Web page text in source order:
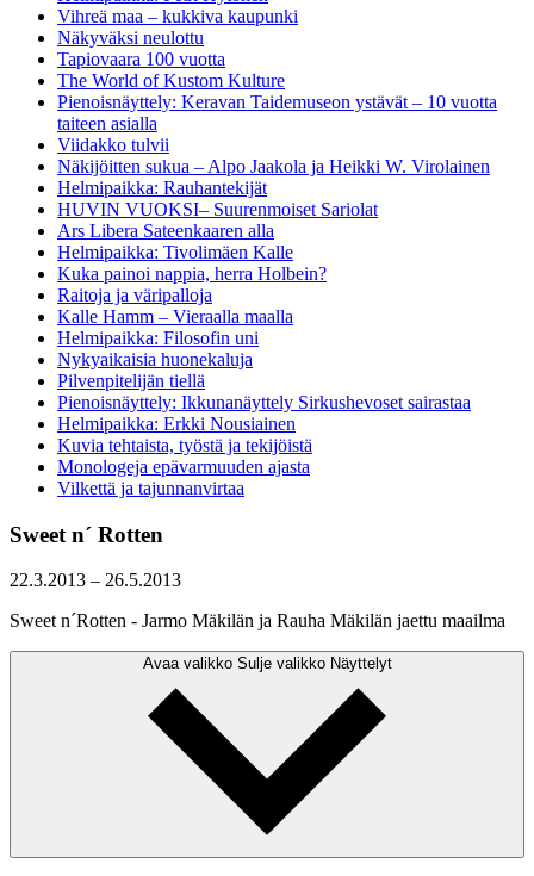
Vihreä maa – kukkiva kaupunki
Näkyväksi neulottu
Tapiovaara 100 vuotta
The World of Kustom Kulture
Pienoisnäyttely: Keravan Taidemuseon ystävät – 10 vuotta
taiteen asialla
Viidakko tulvii
Näkijöitten sukua – Alpo Jaakola ja Heikki W. Virolainen
Helmipaikka: Rauhantekijät
HUVIN VUOKSI– Suurenmoiset Sariolat
Ars Libera Sateenkaaren alla
Helmipaikka: Tivolimäen Kalle
Kuka painoi nappia, herra Holbein?
Raitoja ja väripalloja
Kalle Hamm – Vieraalla maalla
Helmipaikka: Filosofin uni
Nykyaikaisia huonekaluja
Pilvenpitelijän tiellä
Pienoisnäyttely: Ikkunanäyttely Sirkushevoset sairastaa
Helmipaikka: Erkki Nousiainen
Kuvia tehtaista, työstä ja tekijöistä
Monologeja epävarmuuden ajasta
Vilkettä ja tajunnanvirtaa
Sweet n´ Rotten
22.3.2013 – 26.5.2013
Sweet n´Rotten - Jarmo Mäkilän ja Rauha Mäkilän jaettu maailma
Avaa valikko Sulje valikko Näyttelyt